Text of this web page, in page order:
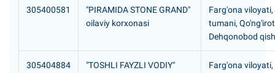
305400581
"PIRAMIDA STONE GRAND"
oilaviy korxonasi
Farg'ona
tumani,
Dehqonobod
305404884
"TOSHLI FAYZLI VODIY"
Farg'ona